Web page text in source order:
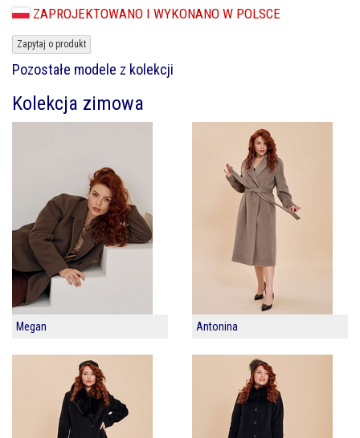
ZAPROJEKTOWANO I WYKONANO W POLSCE
Zapytaj o produkt
Pozostałe modele z kolekcji
Kolekcja zimowa
Megan Antonina